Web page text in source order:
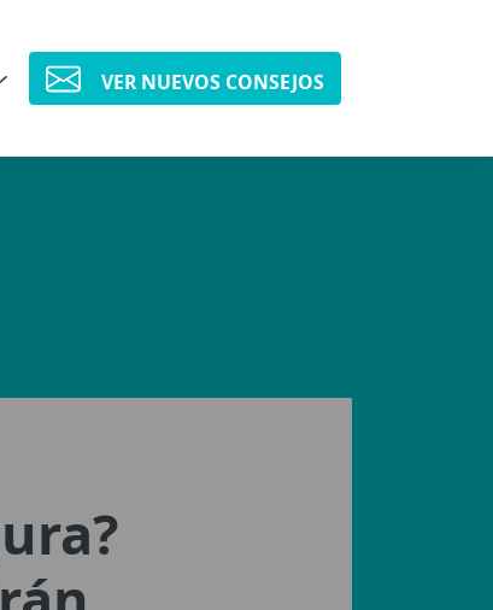
VER NUEVOS CONSEJOS